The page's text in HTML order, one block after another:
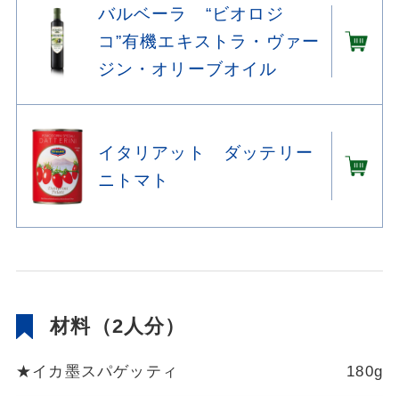
バルベーラ “ビオロジ
コ”有機エキストラ・ヴァー
ジン・オリーブオイル
イタリアット ダッテリー
ニトマト
材料（2人分）
★イカ墨スパゲッティ 180g